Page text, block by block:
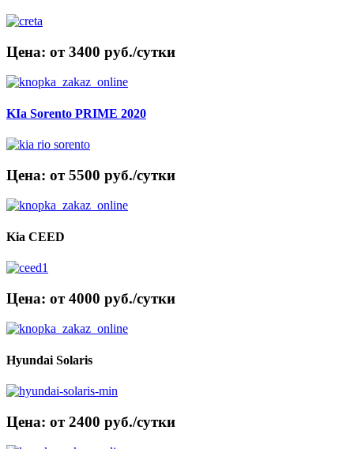
Цена: от 3400 руб./сутки
KIa Sorento PRIME 2020
Цена: от 5500 руб./сутки
Kia CEED
Цена: от 4000 руб./сутки
Hyundai Solaris
Цена: от 2400 руб./сутки